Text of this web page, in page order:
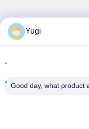
त्वरित संपर्क करें
कक्ष 502, भवन 5, क्विडे
Foshan,
Yugi
Good day, what product